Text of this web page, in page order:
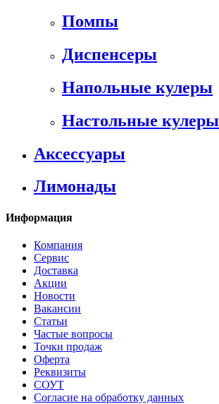
Помпы
Диспенсеры
Напольные кулеры
Настольные кулеры
Аксессуары
Лимонады
Информация
Компания
Сервис
Доставка
Акции
Новости
Вакансии
Статьи
Частые вопросы
Точки продаж
Оферта
Реквизиты
СОУТ
Согласие на обработку данных